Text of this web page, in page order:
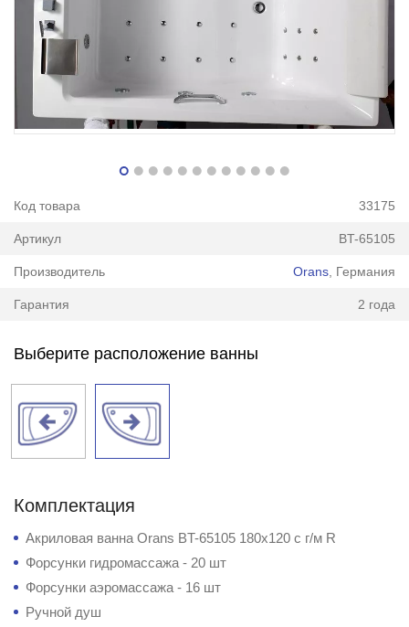
Код товара 33175
Артикул BT-65105
Производитель Orans , Германия
Гарантия 2 года
Выберите расположение ванны
Комплектация
Акриловая ванна Orans BT-65105 180x120 с г/м R
Форсунки гидромассажа - 20 шт
Форсунки аэромассажа - 16 шт
Ручной душ